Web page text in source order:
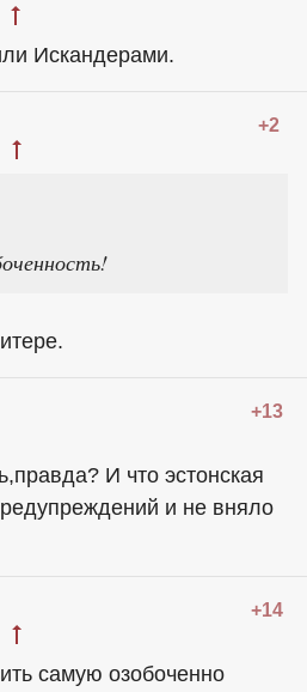
Искандерами.
+2
+13
И что эстонская
и не вняло
+14
самую озобоченно